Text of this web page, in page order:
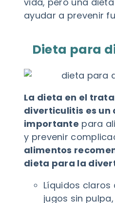
ayudar a prevenir
Dieta para
La dieta en el
diverticulitis es un
importante para
y prevenir
alimentos
dieta para la
Líquidos
jugos sin